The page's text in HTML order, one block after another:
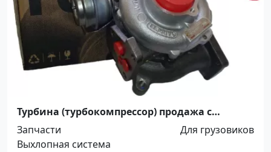
Турбина (турбокомпрессор) продажа с
заменой Краснодар
Запчасти
Для грузовиков
Выхлопная система